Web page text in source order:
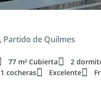
Partido de Quilmes
77 m² Cubierta
2
1 cocheras Excelente